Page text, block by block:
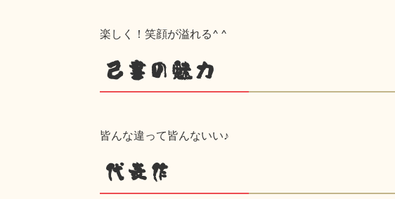
楽しく！笑顔が溢れる^ ^
己書の魅力
皆んな違って皆んないい♪
代表作